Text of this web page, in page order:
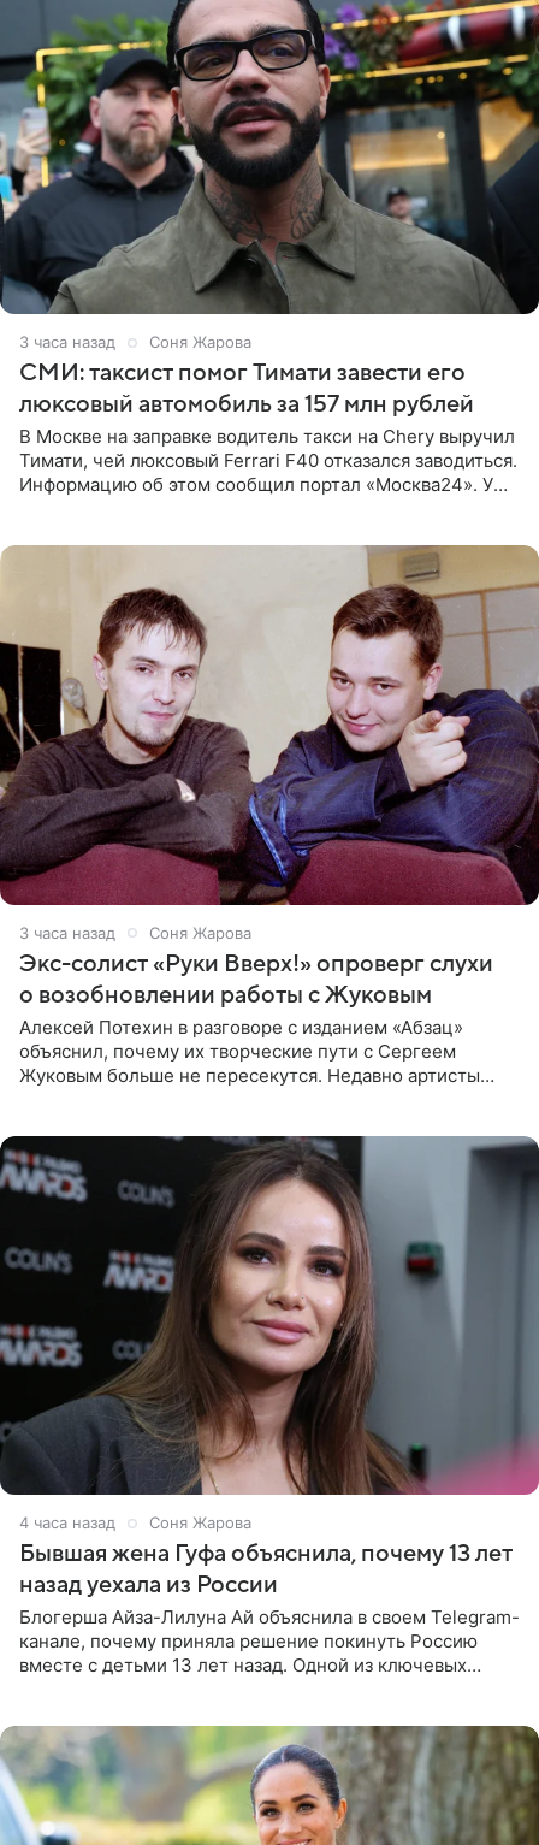
3 часа назад Соня Жарова
СМИ: таксист помог Тимати завести его
люксовый автомобиль за 157 млн рублей
В Москве на заправке водитель такси на Chery выручил
Тимати, чей люксовый Ferrari F40 отказался заводиться.
Информацию об этом сообщил портал «Москва24». У
3 часа назад Соня Жарова
Экс-солист «Руки Вверх!» опроверг слухи
о возобновлении работы с Жуковым
Алексей Потехин в разговоре с изданием «Абзац»
объяснил, почему их творческие пути с Сергеем
Жуковым больше не пересекутся. Недавно артисты
4 часа назад Соня Жарова
Бывшая жена Гуфа объяснила, почему 13 лет
назад уехала из России
Блогерша Айза-Лилуна Ай объяснила в своем Telegram-
канале, почему приняла решение покинуть Россию
вместе с детьми 13 лет назад. Одной из ключевых